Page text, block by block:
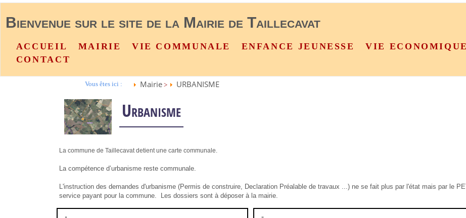
Bienvenue sur le site de la Mairie de Taillecavat
ACCUEIL MAIRIE VIE COMMUNALE ENFANCE JEUNESSE VIE ECONOMIQUE
CONTACT
Vous êtes ici : Mairie > URBANISME
Urbanisme
La commune de Taillecavat detient une carte communale.
La compétence d’urbanisme reste communale.
L'instruction des demandes d'urbanisme (Permis de construire, Declaration Préalable de travaux ...) ne se fait plus par l'état mais par le
service payant pour la commune. Les dossiers sont à déposer à la mairie.